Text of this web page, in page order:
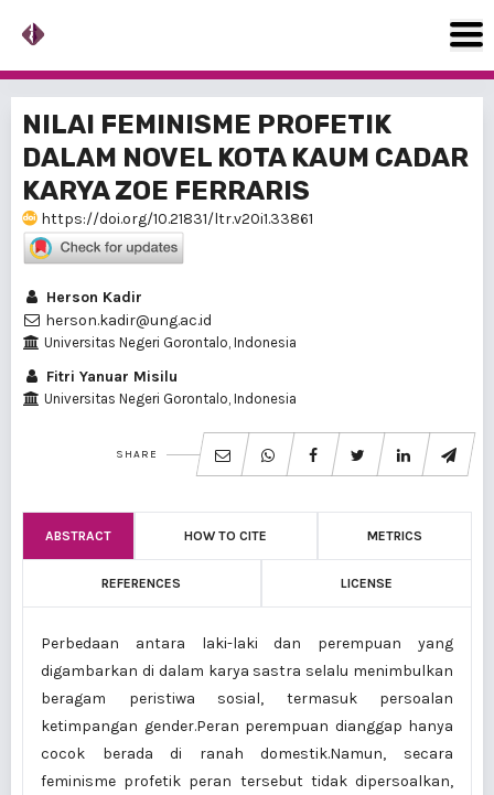
NILAI FEMINISME PROFETIK
DALAM NOVEL KOTA KAUM CADAR
KARYA ZOE FERRARIS
https://doi.org/10.21831/ltr.v20i1.33861
Herson Kadir
herson.kadir@ung.ac.id
Universitas Negeri Gorontalo, Indonesia
Fitri Yanuar Misilu
Universitas Negeri Gorontalo, Indonesia
SHARE
ABSTRACT HOW TO CITE METRICS
REFERENCES LICENSE
Perbedaan antara laki-laki dan perempuan yang
digambarkan di dalam karya sastra selalu menimbulkan
beragam peristiwa sosial, termasuk persoalan
ketimpangan gender.Peran perempuan dianggap hanya
cocok berada di ranah domestik.Namun, secara
feminisme profetik peran tersebut tidak dipersoalkan,